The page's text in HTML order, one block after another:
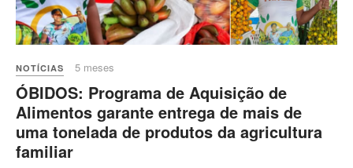
NOTÍCIAS 5 meses
ÓBIDOS: Programa de Aquisição de
Alimentos garante entrega de mais de
uma tonelada de produtos da agricultura
familiar